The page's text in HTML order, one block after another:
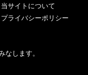
当サイトについて
プライバシーポリシー
お問い合わせ
します。